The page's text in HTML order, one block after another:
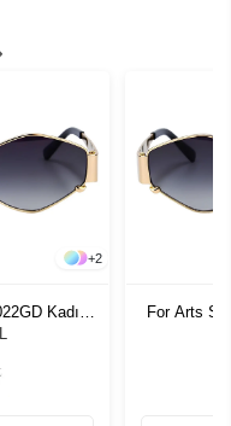
+2
Kadın
For Arts